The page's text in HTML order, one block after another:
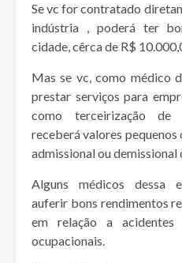
Se vc for contratado
indústria , poderá ter
cidade, cêrca de R$
Mas se vc, como médico
prestar serviços para
como terceirização de
receberá valores
admissional ou demissional
Alguns médicos dessa
auferir bons rendimentos
em relação a
ocupacionais.